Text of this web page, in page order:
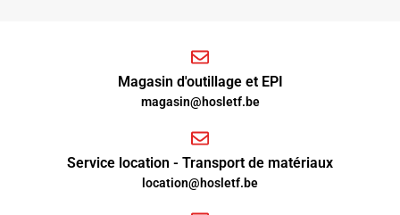
Magasin d'outillage et EPI
magasin@hosletf.be
Service location - Transport de matériaux
location@hosletf.be